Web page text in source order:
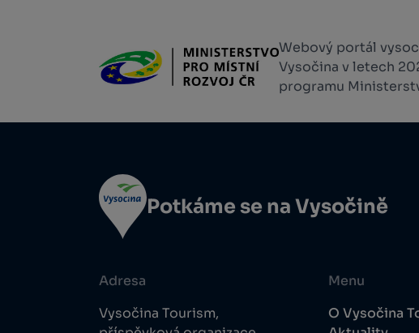
Webový portál
Vysočina v letech
programu
Potkáme se na Vysočině
Adresa
Vysočina Tourism,
Menu
O Vysočina